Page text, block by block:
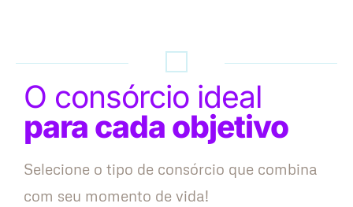
O consórcio ideal
para cada objetivo
Selecione o tipo de consórcio que combina
com seu momento de vida!